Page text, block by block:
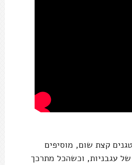
קצת שום, מוסיפים
של עגבניות, וכשהכל מתרכך